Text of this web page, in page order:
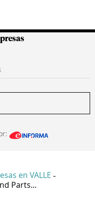
en VALLE -
Parts...